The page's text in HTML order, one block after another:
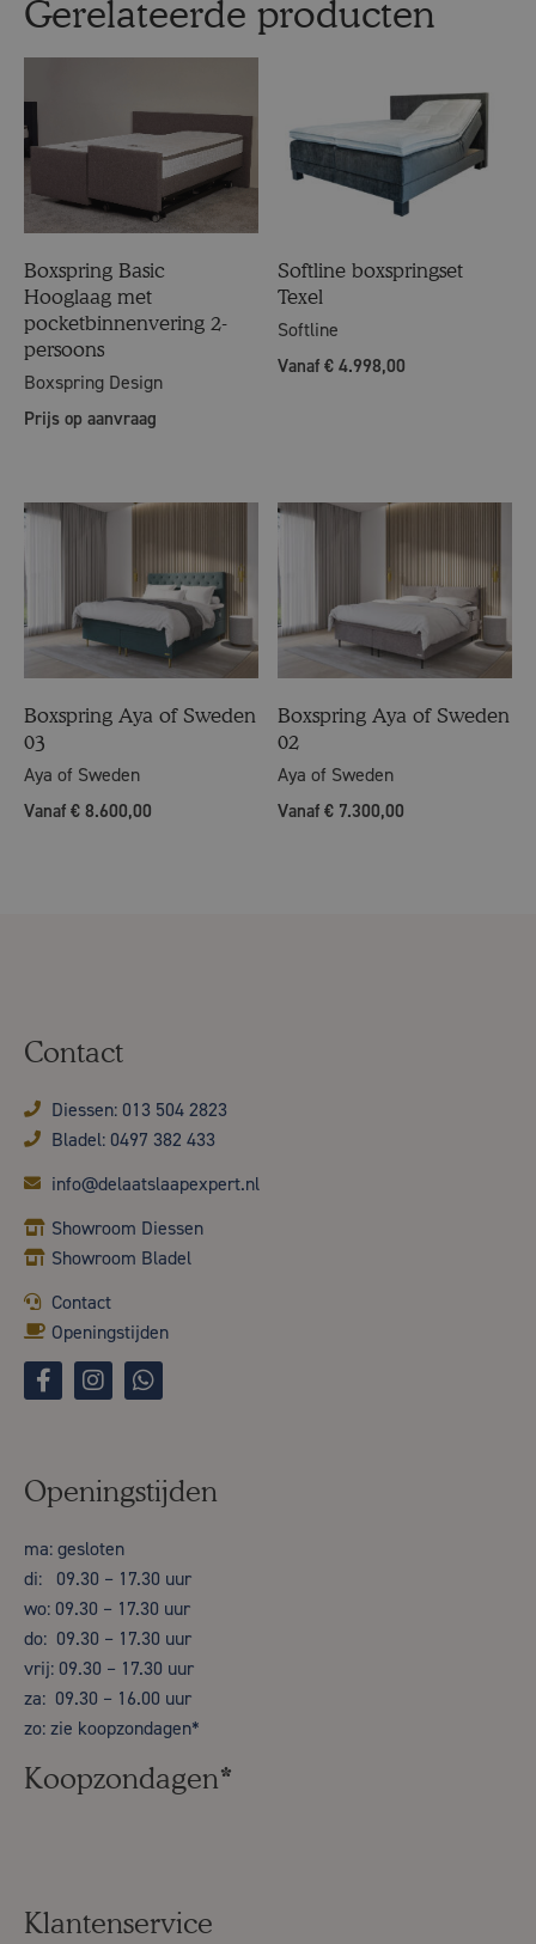
Gerelateerde producten
Boxspring Basic
Hooglaag met
pocketbinnenvering 2-
persoons
Boxspring Design
Prijs op aanvraag
Softline boxspringset
Texel
Softline
Vanaf € 4.998,00
Boxspring Aya of Sweden
03
Aya of Sweden
Vanaf € 8.600,00
Boxspring Aya of Sweden
02
Aya of Sweden
Vanaf € 7.300,00
Contact
Diessen: 013 504 2823
Bladel: 0497 382 433
info@delaatslaapexpert.nl
Showroom Diessen
Showroom Bladel
Contact
Openingstijden
Openingstijden
ma: gesloten
di: 09.30 – 17.30 uur
wo: 09.30 – 17.30 uur
do: 09.30 – 17.30 uur
vrij: 09.30 – 17.30 uur
za: 09.30 – 16.00 uur
zo: zie koopzondagen*
Koopzondagen*
Klantenservice